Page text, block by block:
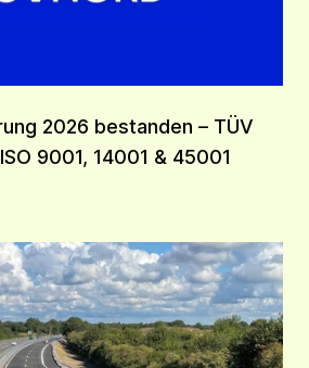
2026 bestanden – TÜV
9001, 14001 & 45001